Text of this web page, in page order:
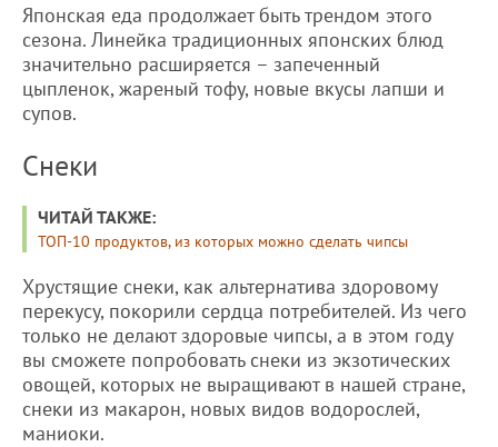
Японская еда продолжает быть трендом этого
сезона. Линейка традиционных японских блюд
значительно расширяется – запеченный
цыпленок, жареный тофу, новые вкусы лапши и
супов.
Снеки
ЧИТАЙ ТАКЖЕ:
ТОП-10 продуктов, из которых можно сделать чипсы
Хрустящие снеки, как альтернатива здоровому
перекусу, покорили сердца потребителей. Из чего
только не делают здоровые чипсы, а в этом году
вы сможете попробовать снеки из экзотических
овощей, которых не выращивают в нашей стране,
снеки из макарон, новых видов водорослей,
маниоки.